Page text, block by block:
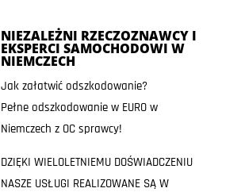
NIEZALEŻNI RZECZOZNAWCY I
EKSPERCI SAMOCHODOWI W
NIEMCZECH
Jak załatwić odszkodowanie?
Pełne odszkodowanie w EURO w
Niemczech z OC sprawcy!
DZIĘKI WIELOLETNIEMU DOŚWIADCZENIU
NASZE USŁUGI REALIZOWANE SĄ W